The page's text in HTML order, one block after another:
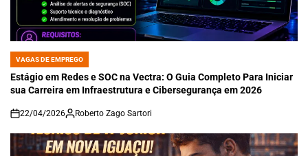
POSTED
IN
VAGAS DE EMPREGO
Estágio em Redes e SOC na Vectra: O Guia Completo Para Iniciar
sua Carreira em Infraestrutura e Cibersegurança em 2026
on
22/04/2026 Roberto Zago Sartori